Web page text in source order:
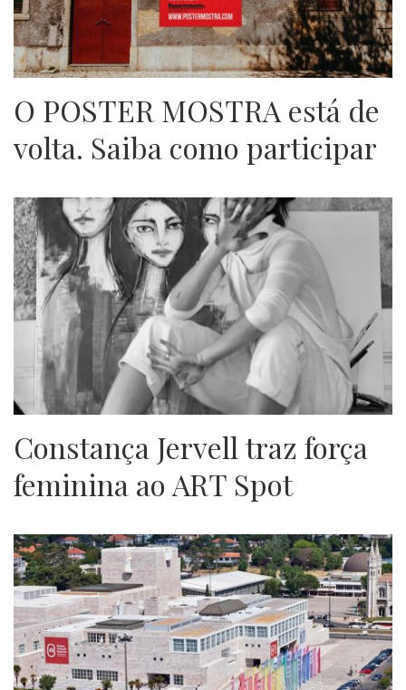
O POSTER MOSTRA está de
volta. Saiba como participar
Constança Jervell traz força
feminina ao ART Spot